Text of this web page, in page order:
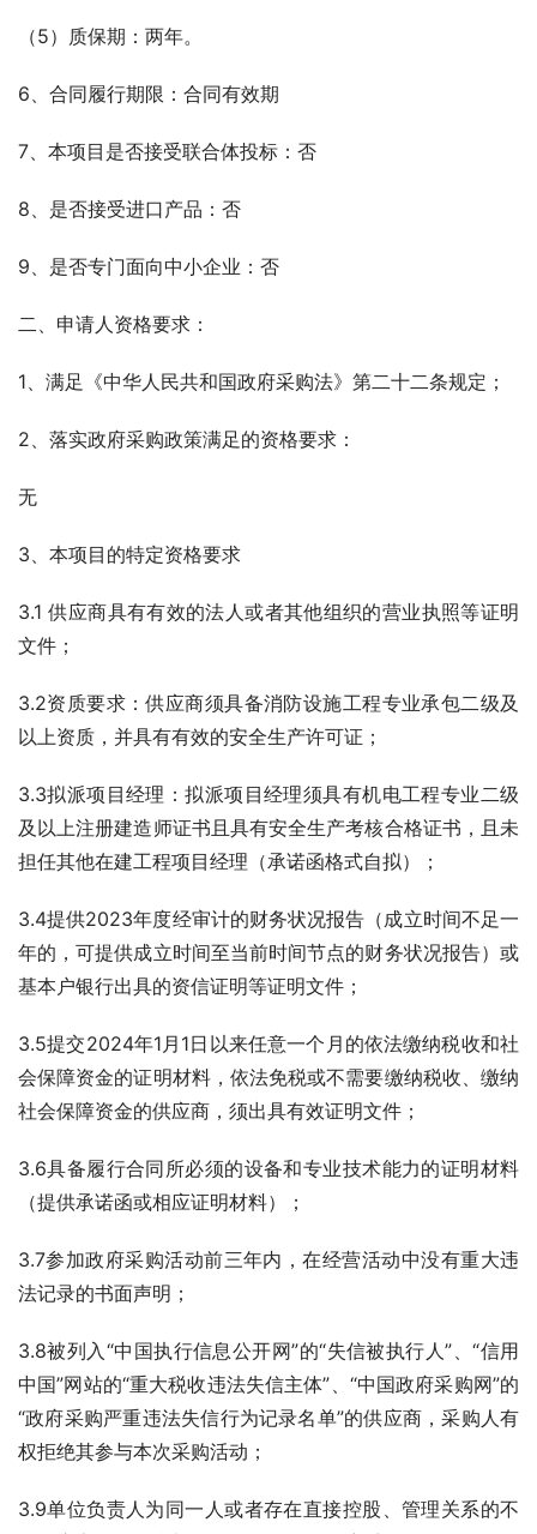
（5）质保期：两年。
6、合同履行期限：合同有效期
7、本项目是否接受联合体投标：否
8、是否接受进口产品：否
9、是否专门面向中小企业：否
二、申请人资格要求：
1、满足《中华人民共和国政府采购法》第二十二条规定；
2、落实政府采购政策满足的资格要求：
无
3、本项目的特定资格要求
3.1 供应商具有有效的法人或者其他组织的营业执照等证明
文件；
3.2资质要求：供应商须具备消防设施工程专业承包二级及
以上资质，并具有有效的安全生产许可证；
3.3拟派项目经理：拟派项目经理须具有机电工程专业二级
及以上注册建造师证书且具有安全生产考核合格证书，且未
担任其他在建工程项目经理（承诺函格式自拟）；
3.4提供2023年度经审计的财务状况报告（成立时间不足一
年的，可提供成立时间至当前时间节点的财务状况报告）或
基本户银行出具的资信证明等证明文件；
3.5提交2024年1月1日以来任意一个月的依法缴纳税收和社
会保障资金的证明材料，依法免税或不需要缴纳税收、缴纳
社会保障资金的供应商，须出具有效证明文件；
3.6具备履行合同所必须的设备和专业技术能力的证明材料
（提供承诺函或相应证明材料）；
3.7参加政府采购活动前三年内，在经营活动中没有重大违
法记录的书面声明；
3.8被列入“中国执行信息公开网”的“失信被执行人”、“信用
中国”网站的“重大税收违法失信主体”、“中国政府采购网”的
“政府采购严重违法失信行为记录名单”的供应商，采购人有
权拒绝其参与本次采购活动；
3.9单位负责人为同一人或者存在直接控股、管理关系的不